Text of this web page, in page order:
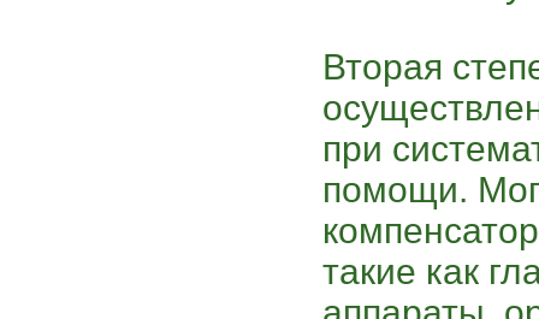
Вторая
при
помощи.
такие как